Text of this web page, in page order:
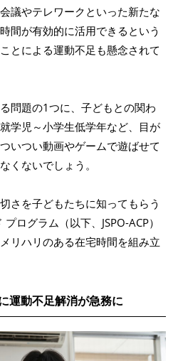
議やテレワークといった新たな
間が有効的に活用できるという
とによる運動不足も懸念されて
問題の1つに、子どもとの関わ
学児～小学生低学年など、目が
いつい動画やゲームで遊ばせて
くないでしょう。
さを子どもたちに知ってもらう
ログラム（以下、JSPO-ACP）
リハリのある在宅時間を組み立
運動不足解消が急務に